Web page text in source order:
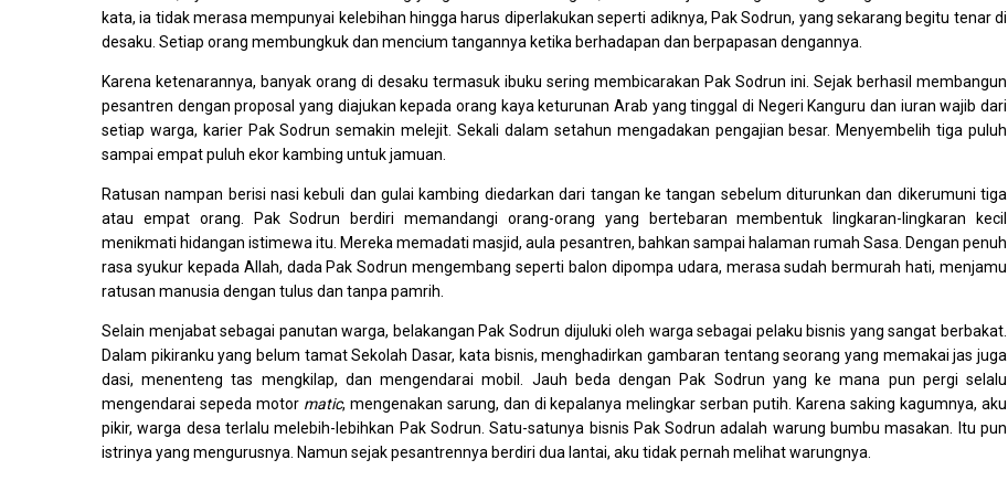
kata, ia tidak merasa mempunyai kelebihan hingga harus diperlakukan seperti adiknya, Pak Sodrun, yang sekarang begitu tenar di
desaku. Setiap orang membungkuk dan mencium tangannya ketika berhadapan dan berpapasan dengannya.
Karena ketenarannya, banyak orang di desaku termasuk ibuku sering membicarakan Pak Sodrun ini. Sejak berhasil membangun
pesantren dengan proposal yang diajukan kepada orang kaya keturunan Arab yang tinggal di Negeri Kanguru dan iuran wajib dari
setiap warga, karier Pak Sodrun semakin melejit. Sekali dalam setahun mengadakan pengajian besar. Menyembelih tiga puluh
sampai empat puluh ekor kambing untuk jamuan.
Ratusan nampan berisi nasi kebuli dan gulai kambing diedarkan dari tangan ke tangan sebelum diturunkan dan dikerumuni tiga
atau empat orang. Pak Sodrun berdiri memandangi orang-orang yang bertebaran membentuk lingkaran-lingkaran kecil
menikmati hidangan istimewa itu. Mereka memadati masjid, aula pesantren, bahkan sampai halaman rumah Sasa. Dengan penuh
rasa syukur kepada Allah, dada Pak Sodrun mengembang seperti balon dipompa udara, merasa sudah bermurah hati, menjamu
ratusan manusia dengan tulus dan tanpa pamrih.
Selain menjabat sebagai panutan warga, belakangan Pak Sodrun dijuluki oleh warga sebagai pelaku bisnis yang sangat berbakat.
Dalam pikiranku yang belum tamat Sekolah Dasar, kata bisnis, menghadirkan gambaran tentang seorang yang memakai jas juga
dasi, menenteng tas mengkilap, dan mengendarai mobil. Jauh beda dengan Pak Sodrun yang ke mana pun pergi selalu
mengendarai sepeda motor matic, mengenakan sarung, dan di kepalanya melingkar serban putih. Karena saking kagumnya, aku
pikir, warga desa terlalu melebih-lebihkan Pak Sodrun. Satu-satunya bisnis Pak Sodrun adalah warung bumbu masakan. Itu pun
istrinya yang mengurusnya. Namun sejak pesantrennya berdiri dua lantai, aku tidak pernah melihat warungnya.